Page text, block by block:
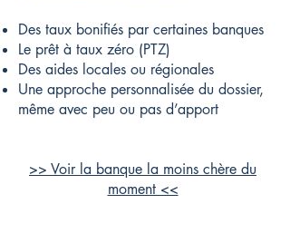
Des taux bonifiés par certaines banques
Le prêt à taux zéro (PTZ)
Des aides locales ou régionales
Une approche personnalisée du dossier,
même avec peu ou pas d’apport
>> Voir la banque la moins chère du
moment <<